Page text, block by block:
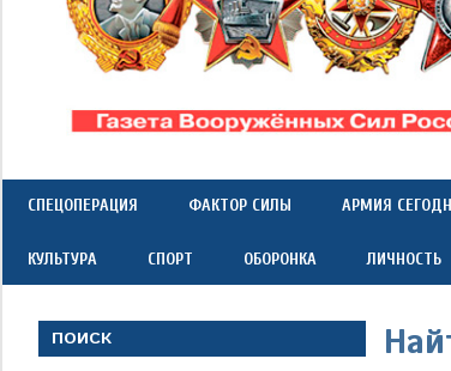
"Красная
звезда"
Вооружённых
Сил
Федерации
*
1
СПЕЦОПЕРАЦИЯ ФАКТОР СИЛЫ АРМИЯ
КУЛЬТУРА СПОРТ ОБОРОНКА ЛИЧНОСТЬ
ПОИСК